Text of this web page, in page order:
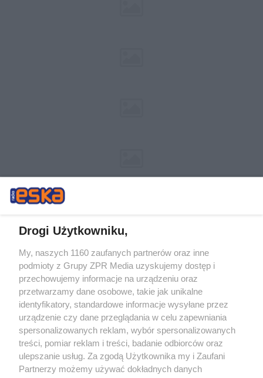
Żaden utwór zamieszczony w serwisie nie może być powielany i
rozpowszechniany lub dalej rozpowszechniany w jakikolwiek sposób (w
tym także elektroniczny lub mechaniczny) na jakimkolwiek polu
eksploatacji w jakiejkolwiek formie, włącznie z umieszczaniem w
Internecie bez pisemnej zgody właściciela praw. Jakiekolwiek użycie lub
wykorzystanie utworów w całości lub w części z naruszeniem prawa,
tzn. bez właściwej zgody, jest zabronione pod groźbą kary i może być
ścigane prawnie.
Drogi Użytkowniku,
My, naszych 1160 zaufanych partnerów oraz inne
podmioty z Grupy ZPR Media uzyskujemy dostęp i
przechowujemy informacje na urządzeniu oraz
przetwarzamy dane osobowe, takie jak unikalne
identyfikatory, standardowe informacje wysyłane przez
urządzenie czy dane przeglądania w celu zapewniania
spersonalizowanych reklam, wybór spersonalizowanych
treści, pomiar reklam i treści, badanie odbiorców oraz
ulepszanie usług. Za zgodą Użytkownika my i Zaufani
Partnerzy możemy używać dokładnych danych